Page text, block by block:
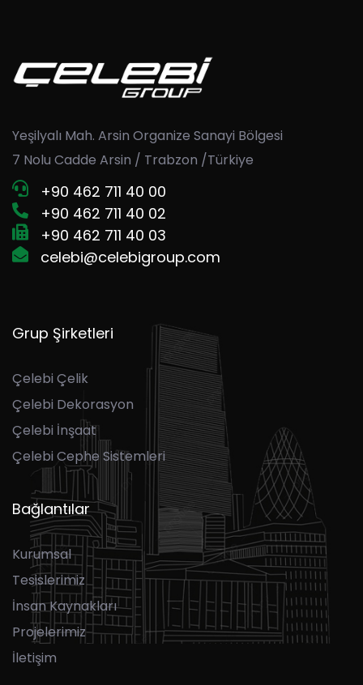
blank
Yeşilyalı Mah. Arsin Organize Sanayi Bölgesi
7 Nolu Cadde Arsin / Trabzon /Türkiye
+90 462 711 40 00
+90 462 711 40 02
+90 462 711 40 03
celebi@celebigroup.com
Grup Şirketleri
Çelebi Çelik
Çelebi Dekorasyon
Çelebi İnşaat
Çelebi Cephe Sistemleri
Bağlantılar
Kurumsal
Tesislerimiz
İnsan Kaynakları
Projelerimiz
İletişim